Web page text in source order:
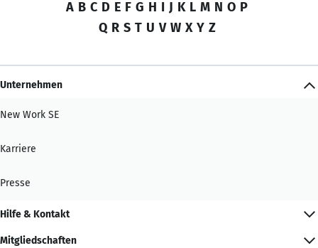
A B C D E F G H I J K L M N O P
Q R S T U V W X Y Z
Unternehmen
New Work SE
Karriere
Presse
Hilfe & Kontakt
Mitgliedschaften